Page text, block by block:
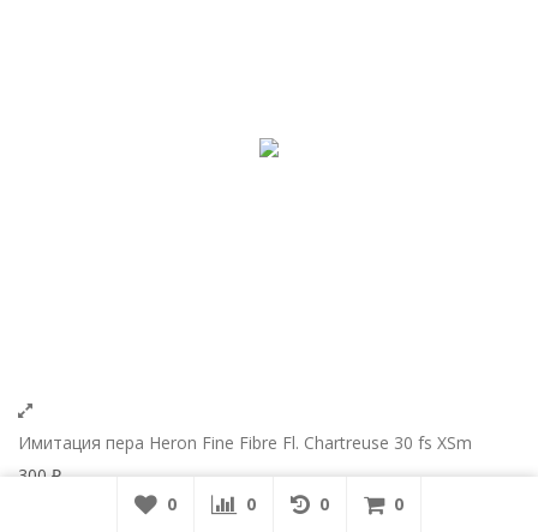
Имитация пера Heron Fine Fibre Fl. Chartreuse 30 fs XSm
300 ₽
0 0 0 0